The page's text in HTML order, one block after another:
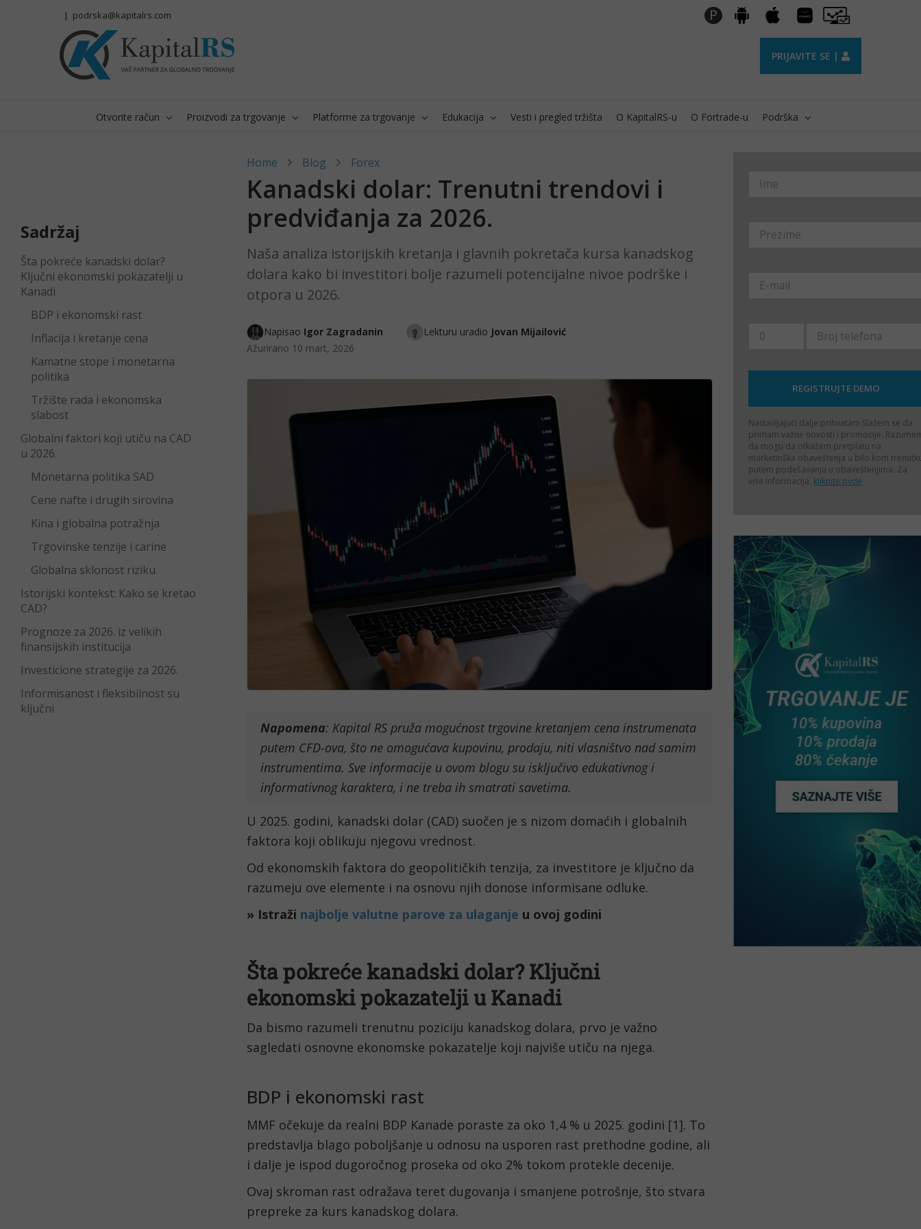
| podrska@kapitalrs.com P Android Apple
Huawei
AppGallery
Pro
Trader
PRIJAVITE SE |
Otvorite račun Proizvodi za trgovanje Platforme za trgovanje Edukacija Vesti i pregled tržišta O KapitalRS-u O Fortrade-u Podrška
Sadržaj
Šta pokreće kanadski dolar?
Ključni ekonomski pokazatelji u
Kanadi
BDP i ekonomski rast
Inflacija i kretanje cena
Kamatne stope i monetarna
politika
Tržište rada i ekonomska
slabost
Globalni faktori koji utiču na CAD
u 2026.
Monetarna politika SAD
Cene nafte i drugih sirovina
Kina i globalna potražnja
Trgovinske tenzije i carine
Globalna sklonost riziku
Istorijski kontekst: Kako se kretao
CAD?
Prognoze za 2026. iz velikih
finansijskih institucija
Investicione strategije za 2026.
Informisanost i fleksibilnost su
ključni
Home Blog Forex
Kanadski dolar: Trenutni trendovi i
predviđanja za 2026.
Naša analiza istorijskih kretanja i glavnih pokretača kursa kanadskog
dolara kako bi investitori bolje razumeli potencijalne nivoe podrške i
otpora u 2026.
Napisao Igor Zagradanin Lekturu uradio Jovan Mijailović
Ažurirano 10 mart, 2026
Napomena: Kapital RS pruža mogućnost trgovine kretanjem cena instrumenata
putem CFD-ova, što ne omogućava kupovinu, prodaju, niti vlasništvo nad samim
instrumentima. Sve informacije u ovom blogu su isključivo edukativnog i
informativnog karaktera, i ne treba ih smatrati savetima.
U 2025. godini, kanadski dolar (CAD) suočen je s nizom domaćih i globalnih
faktora koji oblikuju njegovu vrednost.
Od ekonomskih faktora do geopolitičkih tenzija, za investitore je ključno da
razumeju ove elemente i na osnovu njih donose informisane odluke.
» Istraži najbolje valutne parove za ulaganje u ovoj godini
Šta pokreće kanadski dolar? Ključni
ekonomski pokazatelji u Kanadi
Da bismo razumeli trenutnu poziciju kanadskog dolara, prvo je važno
sagledati osnovne ekonomske pokazatelje koji najviše utiču na njega.
BDP i ekonomski rast
MMF očekuje da realni BDP Kanade poraste za oko 1,4 % u 2025. godini [1]. To
predstavlja blago poboljšanje u odnosu na usporen rast prethodne godine, ali
i dalje je ispod dugoročnog proseka od oko 2% tokom protekle decenije.
Ovaj skroman rast odražava teret dugovanja i smanjene potrošnje, što stvara
prepreke za kurs kanadskog dolara.
Nastavljajući dalje prihvatam Slažem se da
primam važne novosti i promocije.
da mogu da otkažem pretplatu na
marketinška obaveštenja u bilo kom
putem podešavanja u obaveštenjima. Za
više informacija, kliknite ovde